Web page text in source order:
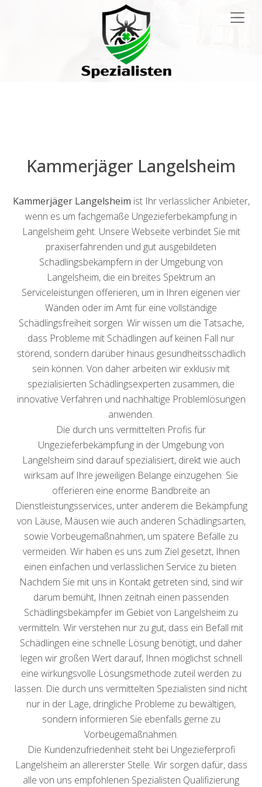
Kammerjäger Langelsheim
Kammerjäger Langelsheim ist Ihr verlässlicher Anbieter,
wenn es um fachgemäße Ungezieferbekämpfung in
Langelsheim geht. Unsere Webseite verbindet Sie mit
praxiserfahrenden und gut ausgebildeten
Schädlingsbekämpfern in der Umgebung von
Langelsheim, die ein breites Spektrum an
Serviceleistungen offerieren, um in Ihren eigenen vier
Wänden oder im Amt für eine vollständige
Schädlingsfreiheit sorgen. Wir wissen um die Tatsache,
dass Probleme mit Schädlingen auf keinen Fall nur
störend, sondern darüber hinaus gesundheitsschädlich
sein können. Von daher arbeiten wir exklusiv mit
spezialisierten Schädlingsexperten zusammen, die
innovative Verfahren und nachhaltige Problemlösungen
anwenden.
Die durch uns vermittelten Profis für
Ungezieferbekämpfung in der Umgebung von
Langelsheim sind darauf spezialisiert, direkt wie auch
wirksam auf Ihre jeweiligen Belange einzugehen. Sie
offerieren eine enorme Bandbreite an
Dienstleistungsservices, unter anderem die Bekämpfung
von Läuse, Mäusen wie auch anderen Schädlingsarten,
sowie Vorbeugemaßnahmen, um spätere Befälle zu
vermeiden. Wir haben es uns zum Ziel gesetzt, Ihnen
einen einfachen und verlässlichen Service zu bieten.
Nachdem Sie mit uns in Kontakt getreten sind, sind wir
darum bemüht, Ihnen zeitnah einen passenden
Schädlingsbekämpfer im Gebiet von Langelsheim zu
vermitteln. Wir verstehen nur zu gut, dass ein Befall mit
Schädlingen eine schnelle Lösung benötigt, und daher
legen wir großen Wert darauf, Ihnen möglichst schnell
eine wirkungsvolle Lösungsmethode zuteil werden zu
lassen. Die durch uns vermittelten Spezialisten sind nicht
nur in der Lage, dringliche Probleme zu bewältigen,
sondern informieren Sie ebenfalls gerne zu
Vorbeugemaßnahmen.
Die Kundenzufriedenheit steht bei Ungezieferprofi
Langelsheim an allererster Stelle. Wir sorgen dafür, dass
alle von uns empfohlenen Spezialisten Qualifizierung